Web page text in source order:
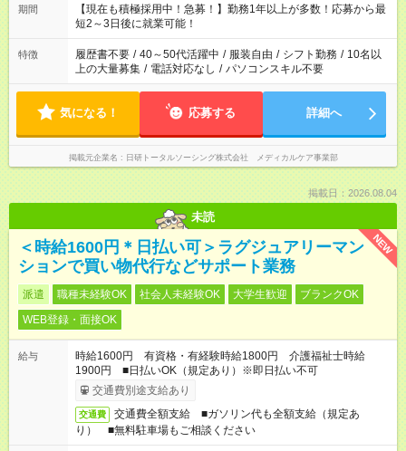
「できれば残業はしたくない」 など、ご希望を教えてください
ね。 ※Wワーク希望の方へ 今ご覧のお仕事で希望する勤務時間
と、もう1つのお仕事の勤務時間。 合計で週40時間を超える場
合は応募できません。
期間
【現在も積極採用中！急募！】勤務1年以上が多数！応募から最
短2～3日後に就業可能！
特徴 履歴書不要 / 40～50代活躍中 / 服装自由 / シフト勤務 / 10名以
上の大量募集 / 電話対応なし / パソコンスキル不要
気になる！ 応募する 詳細へ
掲載元企業名 日研トータルソーシング株式会社 メディカルケア事業部
掲載日：2026.08.04
未読
NEW
＜時給1600円＊日払い可＞ラグジュアリーマン
ションで買い物代行などサポート業務
派遣 職種未経験OK 社会人未経験OK 大学生歓迎
ブランクOK
WEB登録・面接OK
給与
時給1600円 有資格・有経験時給1800円 介護福祉士時給
1900円 ■日払いOK（規定あり）※即日払い不可
交通費別途支給あり
交通費
交通費全額支給 ■ガソリン代も全額支給（規定あ
り） ■無料駐車場もご相談ください